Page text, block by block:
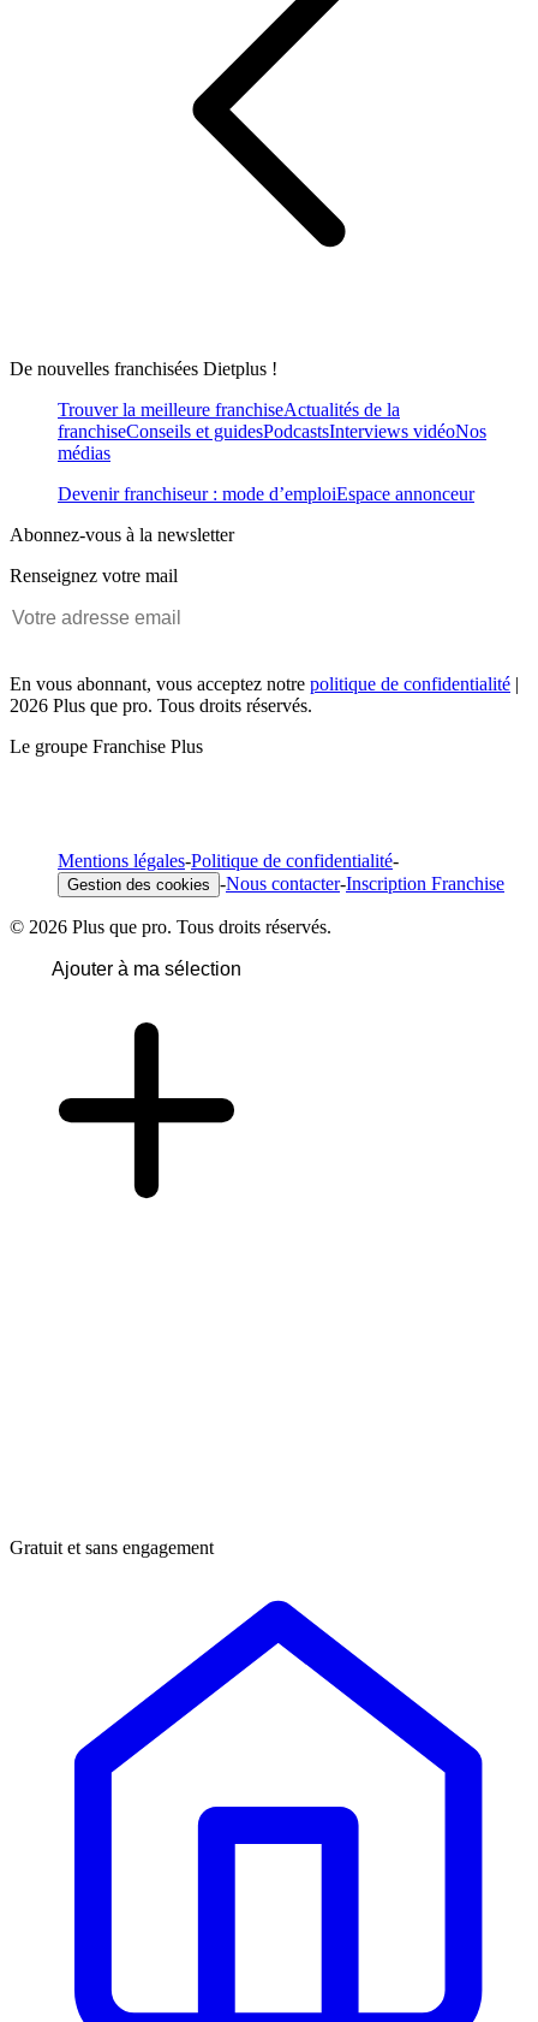
De nouvelles franchisées Dietplus !
Trouver la meilleure franchiseActualités de la
franchiseConseils et guidesPodcastsInterviews vidéoNos
médias
Devenir franchiseur : mode d’emploiEspace annonceur
Abonnez-vous à la newsletter
Renseignez votre mail
En vous abonnant, vous acceptez notre politique de confidentialité |
2026 Plus que pro. Tous droits réservés.
Le groupe Franchise Plus
Mentions légales-Politique de confidentialité-
Gestion des cookies -Nous contacter-Inscription Franchise
© 2026 Plus que pro. Tous droits réservés.
Ajouter à ma sélection
Gratuit et sans engagement